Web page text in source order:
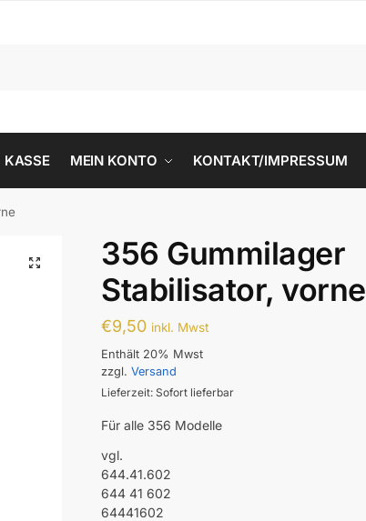
KASSE MEIN KONTO KONTAKT/IMPRESSUM
356 Gummilager
Stabilisator, vorne
€9,50 inkl. Mwst
Enthält 20% Mwst
zzgl.Versand
Lieferzeit: Sofort lieferbar
Für alle 356 Modelle
vgl.
644.41.602
644 41 602
64441602